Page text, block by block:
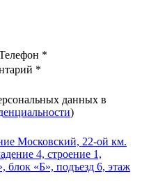
*
*
данных в
)
Московский, 22-ой км.
4, строение 1,
блок «Б», подъезд 6, этаж